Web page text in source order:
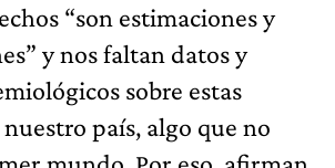
“son estimaciones y
y nos faltan datos y
sobre estas
país, algo que no